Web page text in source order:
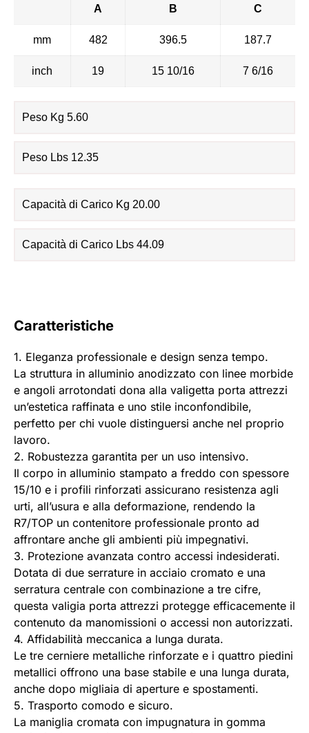
A B C
mm 482 396.5 187.7
inch 19 15 10/16 7 6/16
Peso Kg 5.60
Peso Lbs 12.35
Capacità di Carico Kg 20.00
Capacità di Carico Lbs 44.09
Caratteristiche
1. Eleganza professionale e design senza tempo.
La struttura in alluminio anodizzato con linee morbide
e angoli arrotondati dona alla valigetta porta attrezzi
un’estetica raffinata e uno stile inconfondibile,
perfetto per chi vuole distinguersi anche nel proprio
lavoro.
2. Robustezza garantita per un uso intensivo.
Il corpo in alluminio stampato a freddo con spessore
15/10 e i profili rinforzati assicurano resistenza agli
urti, all’usura e alla deformazione, rendendo la
R7/TOP un contenitore professionale pronto ad
affrontare anche gli ambienti più impegnativi.
3. Protezione avanzata contro accessi indesiderati.
Dotata di due serrature in acciaio cromato e una
serratura centrale con combinazione a tre cifre,
questa valigia porta attrezzi protegge efficacemente il
contenuto da manomissioni o accessi non autorizzati.
4. Affidabilità meccanica a lunga durata.
Le tre cerniere metalliche rinforzate e i quattro piedini
metallici offrono una base stabile e una lunga durata,
anche dopo migliaia di aperture e spostamenti.
5. Trasporto comodo e sicuro.
La maniglia cromata con impugnatura in gomma